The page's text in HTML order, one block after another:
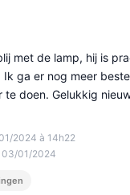
van 5
2024 à 14h22
03/01/2024
met de lamp, hij is
Ik ga er nog meer
te doen. Gelukkig